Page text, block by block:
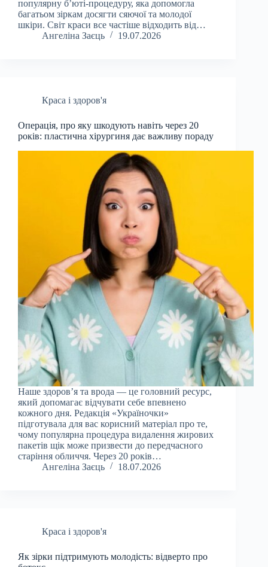
популярну б’юті-процедуру, яка допомогла
багатьом зіркам досягти сяючої та молодої
шкіри. Світ краси все частіше відходить від…
Ангеліна Заєць
19.07.2026
Краса і здоров'я
Операція, про яку шкодують навіть через 20
років: пластична хірургиня дає важливу пораду
Наше здоров’я та врода — це головний ресурс,
який допомагає відчувати себе впевнено
кожного дня. Редакція «Україночки»
підготувала для вас корисний матеріал про те,
чому популярна процедура видалення жирових
пакетів щік може призвести до передчасного
старіння обличчя. Через 20 років…
Ангеліна Заєць
18.07.2026
Краса і здоров'я
Як зірки підтримують молодість: відверто про